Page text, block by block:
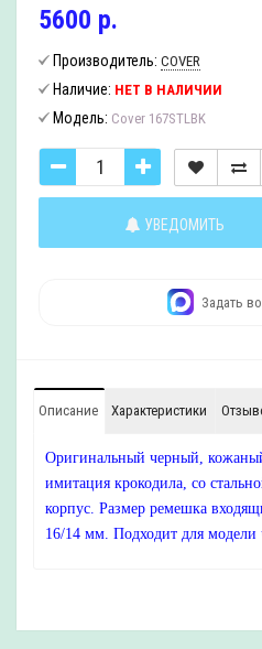
5600 р.
Производитель: COVER
Наличие: НЕТ В НАЛИЧИИ
Модель: Cover 167STLBK
УВЕДОМИТЬ
Задать
Описание Характеристики
Оригинальный черный,
имитация крокодила, со
корпус. Размер ремешка
16/14 мм. Подходит для модели